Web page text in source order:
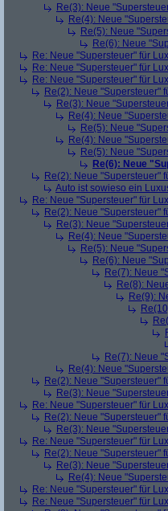
Re(3): Neue
Re(4): Neue
Re(5): Neue
Re(6): Neue
Re: Neue "Supersteuer" für
Re: Neue "Supersteuer" für
Re: Neue "Supersteuer" für
Re(2): Neue "Supersteuer"
Re(3): Neue
Re(4): Neue
Re(5): Neue
Re(4): Neue
Re(5): Neue
Re(6): Neue
Re(2): Neue "Supersteuer"
Auto ist sowieso ein
Re: Neue "Supersteuer" für
Re(2): Neue "Supersteuer"
Re(3): Neue
Re(4): Neue
Re(5): Neue
Re(6): Neue
Re(7): Neue
Re(8):
Re(9):
Re(7): Neue
Re(4): Neue
Re(2): Neue "Supersteuer"
Re(3): Neue
Re: Neue "Supersteuer" für
Re(2): Neue "Supersteuer"
Re(3): Neue
Re: Neue "Supersteuer" für
Re(2): Neue "Supersteuer"
Re(3): Neue
Re(4): Neue
Re: Neue "Supersteuer" für
Re: Neue "Supersteuer" für